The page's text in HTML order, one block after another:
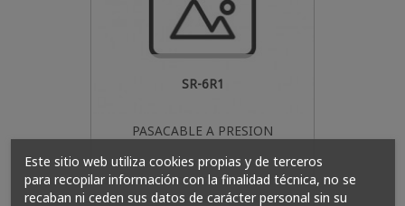
SR-6R1
PASACABLE A PRESION
Este sitio web utiliza cookies propias y de terceros
para recopilar información con la finalidad técnica, no se
recaban ni ceden sus datos de carácter personal sin su